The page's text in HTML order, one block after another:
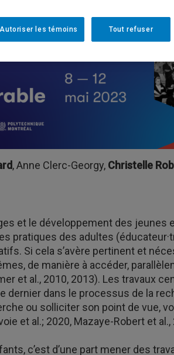
, Anne Clerc-Georgy, Christelle
et le développement des jeunes
pratiques des adultes
Si cela s’avère pertinent et
de manière à accéder,
et al., 2010, 2013). Les travaux
dernier dans le processus de la
ou solliciter son point de vue,
et al.; 2020, Mazaye-Robert et al.,
c’est d’une part mener des
Tout refuser
Autoriser les témoins